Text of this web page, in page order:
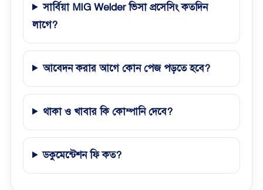
সার্বিয়া MIG Welder ভিসা প্রসেসিং কতদিন
লাগে?
আবেদন করার আগে কোন পেজ পড়তে হবে?
থাকা ও খাবার কি কোম্পানি দেবে?
ডকুমেন্টেশন ফি কত?